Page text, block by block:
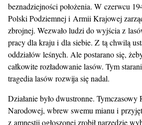
beznadziejności położenia. W czerwcu
Polski Podziemnej i Armii Krajowej
zbrojnej. Wezwało ludzi do wyjścia z
pracy dla kraju i dla siebie. Z tą chwilą
oddziałów leśnych. Ale postarano się,
całkowite rozładowanie lasów. Tym
tragedia lasów rozwija się nadal.
Działanie było dwustronne. Tymczasowy
Narodowej, wbrew swemu mianu i
z amnestii ogłoszonej zrobił narzędzie